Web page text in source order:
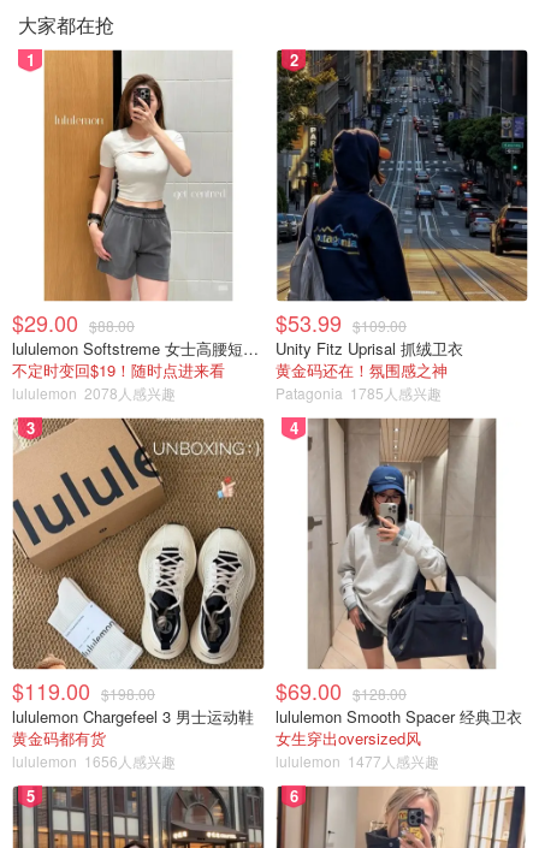
大家都在抢
1
$29.00 $88.00
lululemon Softstreme 女士高腰短裤 10cm
不定时变回$19！随时点进来看
lululemon 2078人感兴趣
2
$53.99 $109.00
Unity Fitz Uprisal 抓绒卫衣
黄金码还在！氛围感之神
Patagonia 1785人感兴趣
3
$119.00 $198.00
lululemon Chargefeel 3 男士运动鞋
黄金码都有货
lululemon 1656人感兴趣
4
$69.00 $128.00
lululemon Smooth Spacer 经典卫衣
女生穿出oversized风
lululemon 1477人感兴趣
5 6